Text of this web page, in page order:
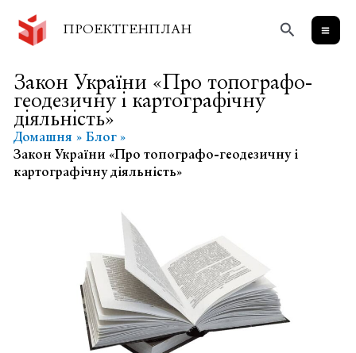
вмісту
ПРОЕКТГЕНПЛАН Пошук
Закон України «Про топографо-
геодезичну і картографічну
діяльність»
Домашня
Блог
Закон України «Про топографо-геодезичну і
картографічну діяльність»